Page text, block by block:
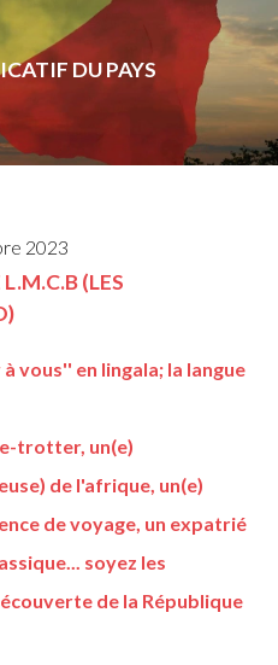
DU PAYS
2023
(LES
vous'' en lingala; la langue
trotter, un(e)
de l'afrique, un(e)
de voyage, un expatrié
soyez les
de la République